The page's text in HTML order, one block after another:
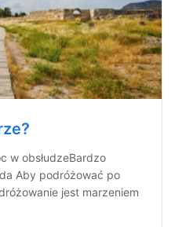
w obsłudzeBardzo
Aby podróżować po
jest marzeniem